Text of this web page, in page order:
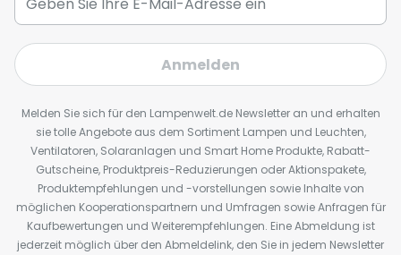
Anmelden
Melden Sie sich für den Lampenwelt.de Newsletter an und erhalten
sie tolle Angebote aus dem Sortiment Lampen und Leuchten,
Ventilatoren, Solaranlagen und Smart Home Produkte, Rabatt-
Gutscheine, Produktpreis-Reduzierungen oder Aktionspakete,
Produktempfehlungen und -vorstellungen sowie Inhalte von
möglichen Kooperationspartnern und Umfragen sowie Anfragen für
Kaufbewertungen und Weiterempfehlungen. Eine Abmeldung ist
jederzeit möglich über den Abmeldelink, den Sie in jedem Newsletter